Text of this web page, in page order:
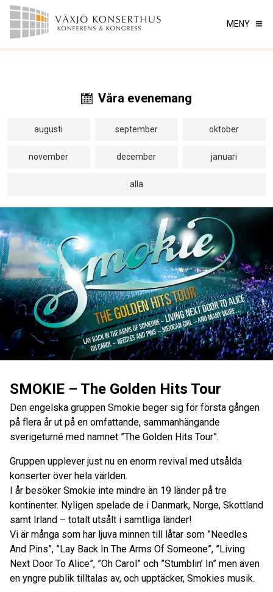
MENY
Våra evenemang
augusti september oktober
november december januari
alla
SMOKIE – The Golden Hits Tour
Den engelska gruppen Smokie beger sig för första gången
på flera år ut på en omfattande, sammanhängande
sverigeturné med namnet ”The Golden Hits Tour”.
Gruppen upplever just nu en enorm revival med utsålda
konserter över hela världen.
I år besöker Smokie inte mindre än 19 länder på tre
kontinenter. Nyligen spelade de i Danmark, Norge, Skottland
samt Irland – totalt utsålt i samtliga länder!
Vi är många som har ljuva minnen till låtar som ”Needles
And Pins”, ”Lay Back In The Arms Of Someone”, ”Living
Next Door To Alice”, ”Oh Carol” och ”Stumblin’ In” men även
en yngre publik tilltalas av, och upptäcker, Smokies musik.